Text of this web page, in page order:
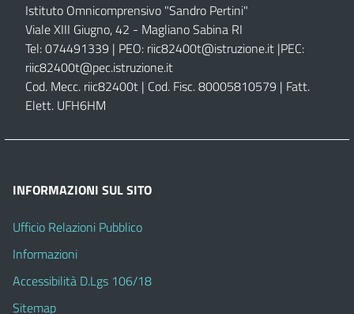
Istituto Omnicomprensivo "Sandro Pertini"
Viale XIII Giugno, 42 - Magliano Sabina RI
Tel: 074491339 | PEO: riic82400t@istruzione.it |PEC:
riic82400t@pec.istruzione.it
Cod. Mecc. riic82400t | Cod. Fisc. 80005810579 | Fatt.
Elett. UFH6HM
INFORMAZIONI SUL SITO
Ufficio Relazioni Pubblico
Informazioni
Accessibilità D.Lgs 106/18
Sitemap